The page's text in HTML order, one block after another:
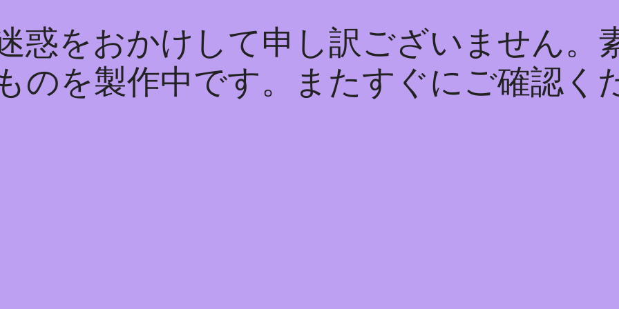
惑をおかけして申し訳ございません。
のを製作中です。またすぐにご確認く